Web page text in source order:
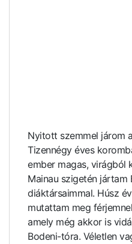
Nyitott szemmel járom
Tizennégy éves
ember magas, virágból
Mainau szigetén jártam
diáktársaimmal. Húsz
mutattam meg
amely még akkor is
Bodeni-tóra. Véletlen